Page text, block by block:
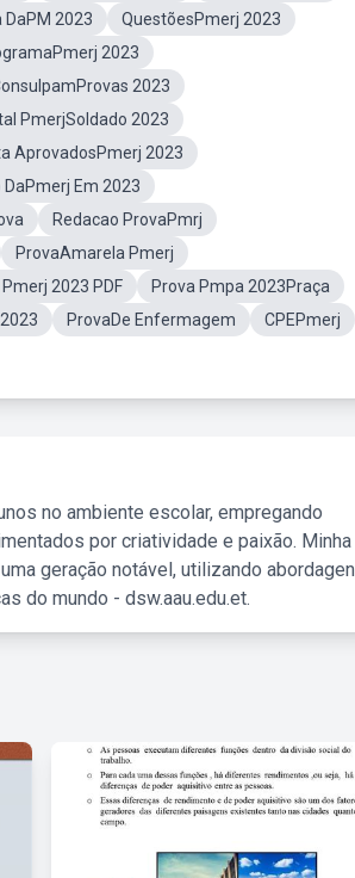
DaPM 2023
QuestõesPmerj 2023
2023
2023
PmerjSoldado 2023
AprovadosPmerj 2023
DaPmerj Em 2023
Redacao ProvaPmrj
ProvaAmarela Pmerj
2023 PDF
Prova Pmpa 2023Praça
ProvaDe Enfermagem
CPEPmerj
no ambiente escolar, empregando
por criatividade e paixão. Minha
geração notável, utilizando
do mundo - dsw.aau.edu.et.